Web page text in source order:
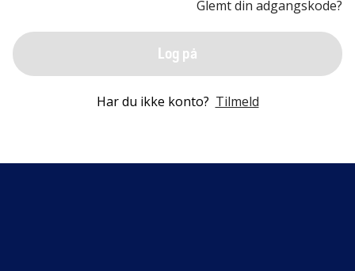
Glemt din adgangskode?
Log på
Har du ikke konto? Tilmeld